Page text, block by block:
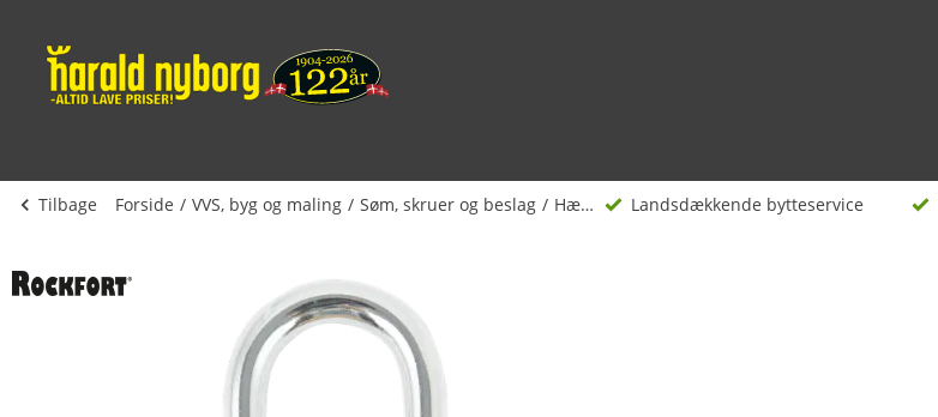
Tilbage Forside VVS, byg og maling Søm, skruer og beslag Hængelåse Landsdækkende bytteservice